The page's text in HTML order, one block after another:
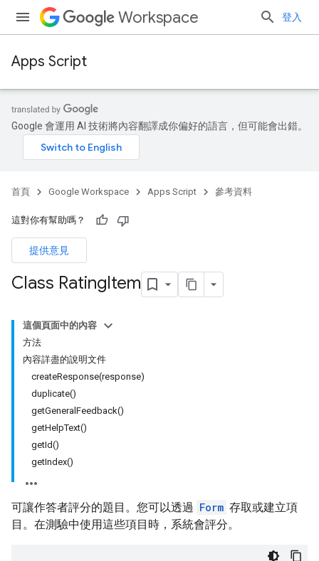
Workspace 登入
Apps Script
Google 會運用 AI 技術將內容翻譯成你偏好的語言，但可能會出錯。
首頁 Google Workspace Apps Script 參考資料
這對你有幫助嗎？
提供意見
Class RatingItem
這個頁面中的內容
方法
內容詳盡的說明文件
createResponse(response)
duplicate()
getGeneralFeedback()
getHelpText()
getId()
getIndex()
可讓作答者評分的題目。您可以透過 Form 存取或建立項
目。在測驗中使用這些項目時，系統會評分。